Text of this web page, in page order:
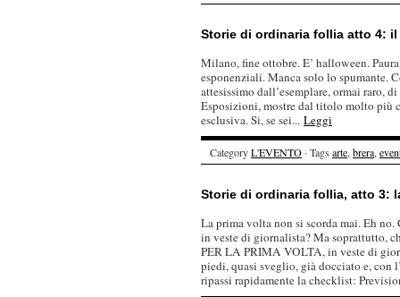
Storie di ordinaria follia atto 4: il
Milano, fine ottobre. E’ halloween.
esponenziali. Manca solo lo spumante.
attesissimo dall’esemplare, ormai raro,
Esposizioni, mostre dal titolo molto più
esclusiva. Si, se sei... Leggi
CategoryL'EVENTO · Tags arte, brera,
Storie di ordinaria follia, atto 3:
La prima volta non si scorda mai. Eh
in veste di giornalista? Ma soprattutto,
PER LA PRIMA VOLTA, in veste di
piedi, quasi sveglio, già docciato e, con
ripassi rapidamente la checklist: